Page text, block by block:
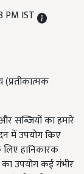
PM IST
सब्जियों का हमारे
में उपयोग किए
हानिकारक
उपयोग कई गंभीर